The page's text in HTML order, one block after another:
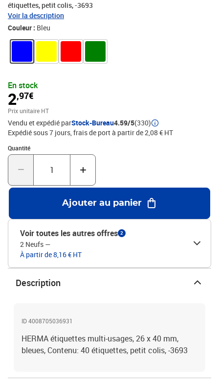
étiquettes, petit colis, -3693
Voir la description
Couleur : Bleu
En stock
2,97€
Prix unitaire HT
Vendu et expédié parStock-Bureau4.59/5(330)
Expédié sous 7 jours, frais de port à partir de 2,08 € HT
Quantité
Quantité : 1
Ajouter au panier
Voir toutes les autres offres 2
2 Neufs —
À partir de 8,16 € HT
Description
ID 4008705036931
HERMA étiquettes multi-usages, 26 x 40 mm,
bleues, Contenu: 40 étiquettes, petit colis, -3693